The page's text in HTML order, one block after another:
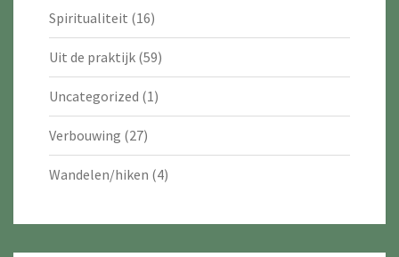
Spiritualiteit (16)
Uit de praktijk (59)
Uncategorized (1)
Verbouwing (27)
Wandelen/hiken (4)